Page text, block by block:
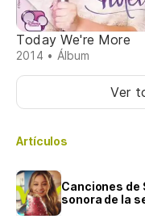
Today We're More
2014 • Álbum
Ver
Artículos
Canciones de
sonora de la